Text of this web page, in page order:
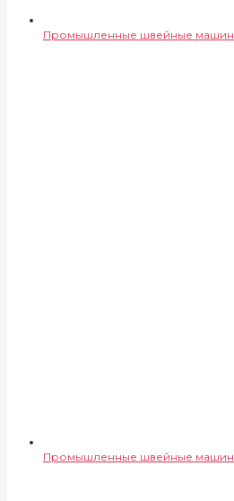
Промышленные швейные
Промышленные швейные